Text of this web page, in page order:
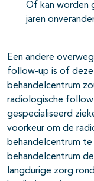
Of kan worden
jaren
Een andere
follow-up is of
behandelcentrum
radiologische
gespecialiseerd
voorkeur om de
behandelcentrum te
behandelcentrum
langdurige zorg